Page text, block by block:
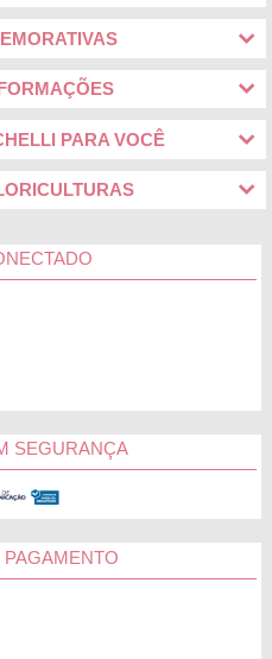
PARA VOCÊ
SEGURANÇA